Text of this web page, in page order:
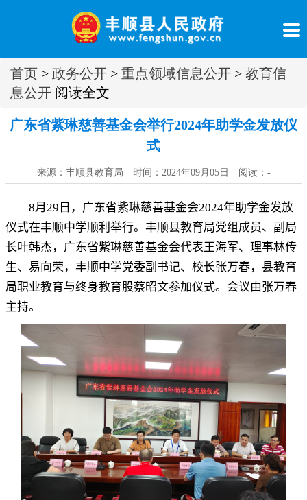
首页 > 政务公开 > 重点领域信息公开 > 教育信
息公开 阅读全文
广东省紫琳慈善基金会举行2024年助学金发放仪
式
来源：丰顺县教育局 时间：2024年09月05日 阅读： -
8月 29 日 ， 广东省紫琳慈善基金会2024年助学金发放
仪式在丰顺中学顺利举行。 丰顺县教育局党组成员、副局
长叶韩杰，广东省紫琳慈善基金会代表王海军、理事林传
生、易向荣 ， 丰顺中学党委副书记、校长张万春，县教育
局职业教育与终身教育股蔡昭文参加仪式。 会议由张万春
主持。